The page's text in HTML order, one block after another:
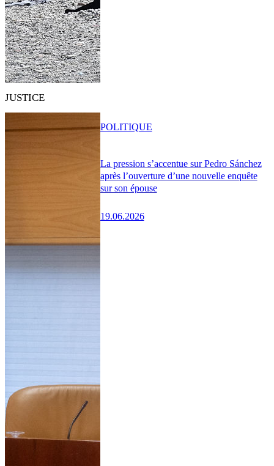
JUSTICE
La pression s’accentue sur Pedro Sánchez
après l’ouverture d’une nouvelle enquête
sur son épouse
19.06.2026
POLITIQUE